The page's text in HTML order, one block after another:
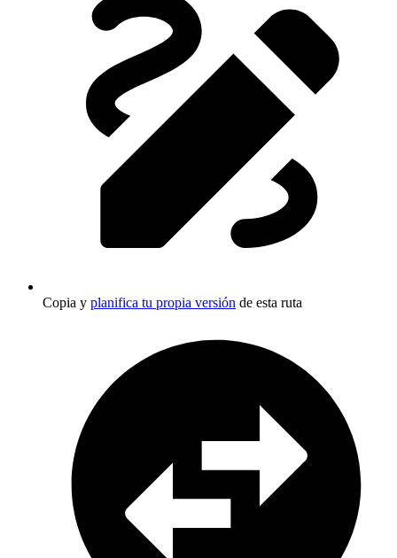
Copia y planifica tu propia versión de esta ruta